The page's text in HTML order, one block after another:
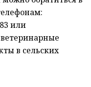
или
в сельских